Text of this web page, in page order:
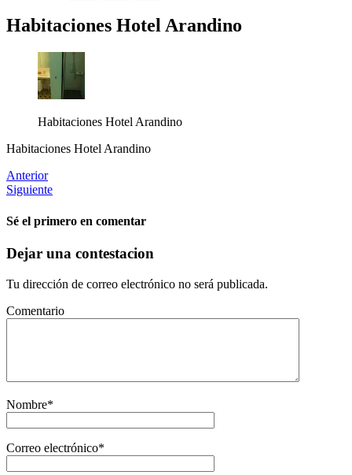
Habitaciones Hotel Arandino
Habitaciones Hotel Arandino
Habitaciones Hotel Arandino
Anterior
Siguiente
Sé el primero en comentar
Dejar una contestacion
Tu dirección de correo electrónico no será publicada.
Comentario
Nombre*
Correo electrónico*